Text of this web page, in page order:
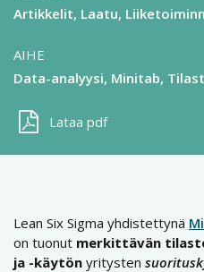
Artikkelit Laatu
AIHE
Data-analyysi Minitab
Lataa pdf
Lean Six Sigma yhdistettynä
on tuonut merkittävän
ja -käytön yritysten